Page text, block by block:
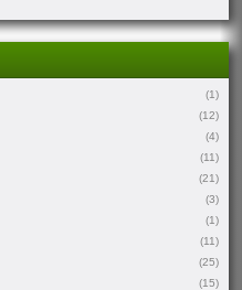
(1)
(12)
(4)
(11)
(21)
(3)
(1)
(11)
(25)
(15)